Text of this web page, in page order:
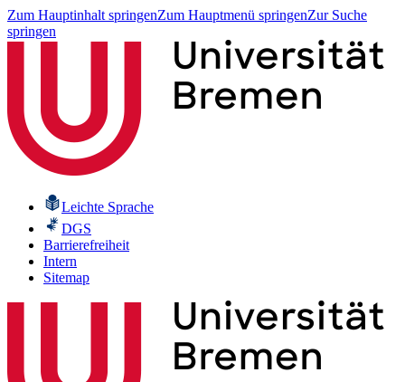
Zum Hauptinhalt springenZum Hauptmenü springenZur Suche
springen
Leichte Sprache
DGS
Barrierefreiheit
Intern
Sitemap